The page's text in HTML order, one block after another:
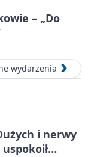
– „Do
wydarzenia
i nerwy